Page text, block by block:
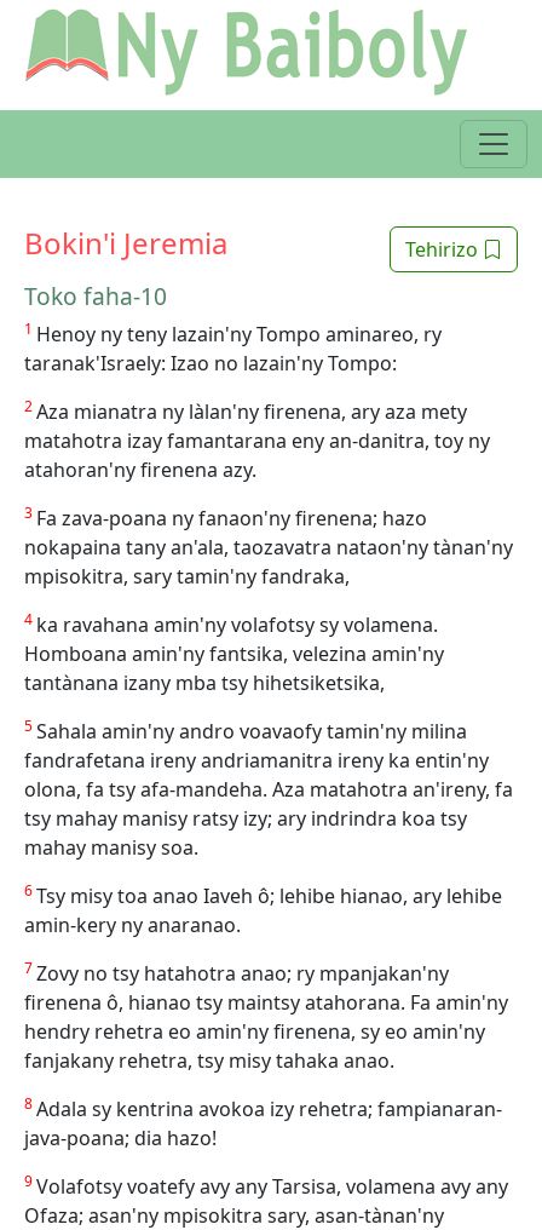
Tehirizo
Bokin'i Jeremia
Toko faha-10
1 Henoy ny teny lazain'ny Tompo aminareo, ry
taranak'Israely: Izao no lazain'ny Tompo:
2Aza mianatra ny làlan'ny firenena, ary aza mety
matahotra izay famantarana eny an-danitra, toy ny
atahoran'ny firenena azy.
3 Fa zava-poana ny fanaon'ny firenena; hazo
nokapaina tany an'ala, taozavatra nataon'ny tànan'ny
mpisokitra, sary tamin'ny fandraka,
4 ka ravahana amin'ny volafotsy sy volamena.
Homboana amin'ny fantsika, velezina amin'ny
tantànana izany mba tsy hihetsiketsika,
5Sahala amin'ny andro voavaofy tamin'ny milina
fandrafetana ireny andriamanitra ireny ka entin'ny
olona, fa tsy afa-mandeha. Aza matahotra an'ireny, fa
tsy mahay manisy ratsy izy; ary indrindra koa tsy
mahay manisy soa.
6Tsy misy toa anao Iaveh ô; lehibe hianao, ary lehibe
amin-kery ny anaranao.
7Zovy no tsy hatahotra anao; ry mpanjakan'ny
firenena ô, hianao tsy maintsy atahorana. Fa amin'ny
hendry rehetra eo amin'ny firenena, sy eo amin'ny
fanjakany rehetra, tsy misy tahaka anao.
8Adala sy kentrina avokoa izy rehetra; fampianaran-
java-poana; dia hazo!
9Volafotsy voatefy avy any Tarsisa, volamena avy any
Ofaza; asan'ny mpisokitra sary, asan-tànan'ny